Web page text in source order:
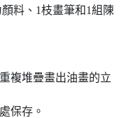
料、1枝畫筆和1組陳
複堆疊畫出油畫的立
保存。